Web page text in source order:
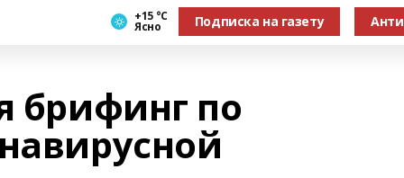
+15 °С
Ясно Подписка на газету
брифинг по